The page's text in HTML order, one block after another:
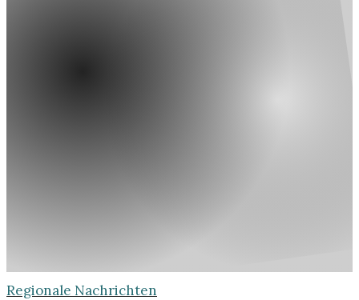
Regionale Nachrichten